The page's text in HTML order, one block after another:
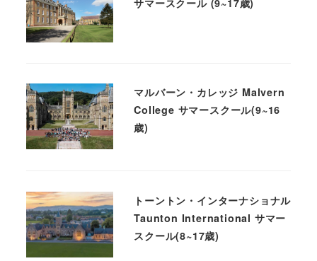
サマースクール (9~17歳)
マルバーン・カレッジ Malvern
College サマースクール(9~16
歳)
トーントン・インターナショナル
Taunton International サマー
スクール(8~17歳)